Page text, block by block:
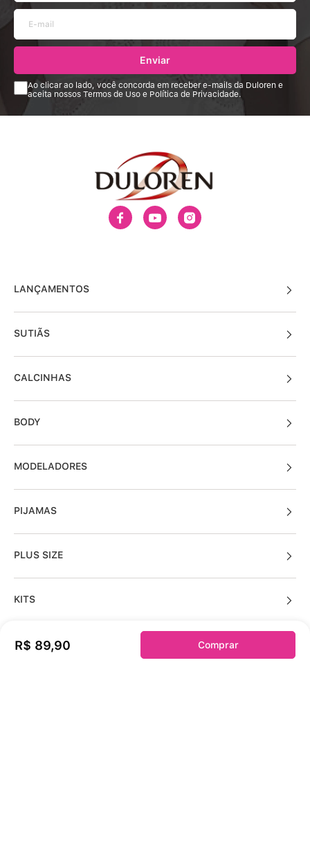
R$ 89,90 Comprar
Enviar
Ao clicar ao lado, você concorda em receber e-mails da Duloren e
aceita nossos Termos de Uso e Política de Privacidade.
LANÇAMENTOS
SUTIÃS
CALCINHAS
BODY
MODELADORES
PIJAMAS
PLUS SIZE
KITS